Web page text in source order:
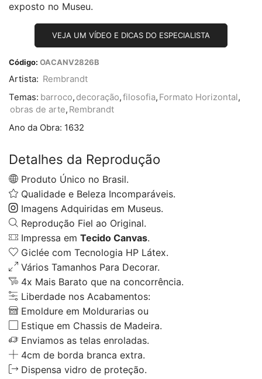
exposto no Museu.
VEJA UM VÍDEO E DICAS DO ESPECIALISTA
Código: OACANV2826B
Artista: Rembrandt
Temas: barroco, decoração,filosofia, Formato Horizontal,
obras de arte, Rembrandt
Ano da Obra: 1632
Detalhes da Reprodução
Produto Único no Brasil.
Qualidade e Beleza Incomparáveis.
Imagens Adquiridas em Museus.
Reprodução Fiel ao Original.
Impressa em Tecido Canvas.
Giclée com Tecnologia HP Látex.
Vários Tamanhos Para Decorar.
4x Mais Barato que na concorrência.
Liberdade nos Acabamentos:
Emoldure em Moldurarias ou
Estique em Chassis de Madeira.
Enviamos as telas enroladas.
4cm de borda branca extra.
Dispensa vidro de proteção.